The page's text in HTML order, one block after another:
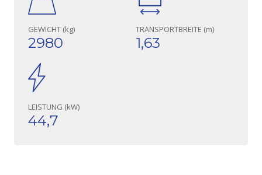
GEWICHT (kg)
2980
TRANSPORTBREITE (m)
1,63
LEISTUNG (kW)
44,7